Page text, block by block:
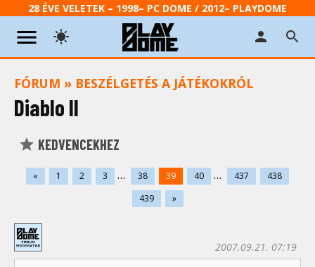
28 ÉVE VELETEK – 1998– PC DOME / 2012– PLAYDOME
FÓRUM » BESZÉLGETÉS A JÁTÉKOKRÓL
Diablo II
KEDVENCEKHEZ
« 1 2 3 ... 38 39 40 ... 437
438
439
»
2007.09.21. 07:19